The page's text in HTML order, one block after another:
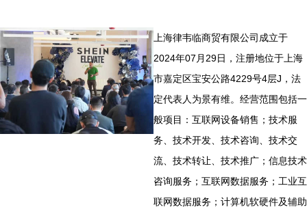
上海律韦临商贸有限公司成立于
2024年07月29日，注册地位于上海
市嘉定区宝安公路4229号4层J，法
定代表人为景有维。经营范围包括一
般项目：互联网设备销售；技术服
务、技术开发、技术咨询、技术交
流、技术转让、技术推广；信息技术
咨询服务；互联网数据服务；工业互
联网数据服务；计算机软硬件及辅助